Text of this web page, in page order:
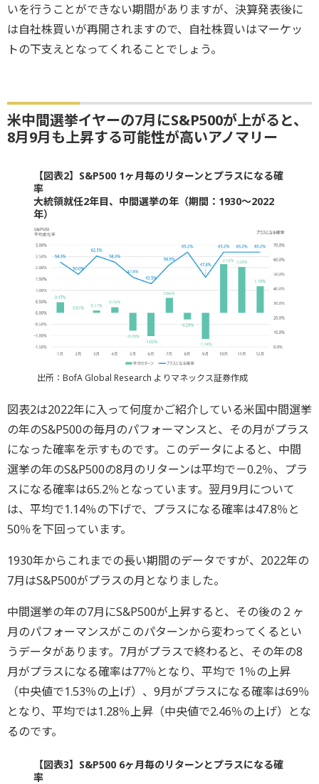
いを行うことができない期間がありますが、決算発表後に
は自社株買いが再開されますので、自社株買いはマーケッ
トの下支えとなってくれることでしょう。
米中間選挙イヤーの7月にS&P500が上がると、
8月9月も上昇する可能性が高いアノマリー
【図表2】S&P500 1ヶ月毎のリターンとプラスになる確
率
大統領就任2年目、中間選挙の年（期間：1930〜2022
年）
出所：BofA Global Research よりマネックス証券作成
図表2は2022年に入って何度かご紹介している米国中間選挙
の年のS&P500の毎月のパフォーマンスと、その月がプラス
になった確率を示すものです。このデータによると、中間
選挙の年のS&P500の8月のリターンは平均で－0.2％、プラ
スになる確率は65.2％となっています。翌月9月について
は、平均で1.14％の下げで、プラスになる確率は47.8％と
50％を下回っています。
1930年からこれまでの長い期間のデータですが、2022年の
7月はS&P500がプラスの月となりました。
中間選挙の年の7月にS&P500が上昇すると、その後の２ヶ
月のパフォーマンスがこのパターンから変わってくるとい
うデータがあります。7月がプラスで終わると、その年の8
月がプラスになる確率は77％となり、平均で 1％の上昇
（中央値で1.53％の上げ）、9月がプラスになる確率は69％
となり、平均では1.28％上昇（中央値で2.46％の上げ）とな
るのです。
【図表3】S&P500 6ヶ月毎のリターンとプラスになる確
率